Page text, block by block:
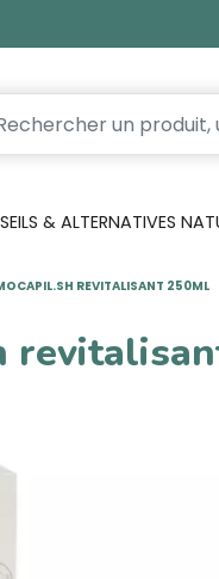
& ALTERNATIVES
REVITALISANT 250ML